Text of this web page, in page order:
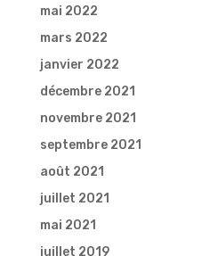
mai 2022
mars 2022
janvier 2022
décembre 2021
novembre 2021
septembre 2021
août 2021
juillet 2021
mai 2021
juillet 2019